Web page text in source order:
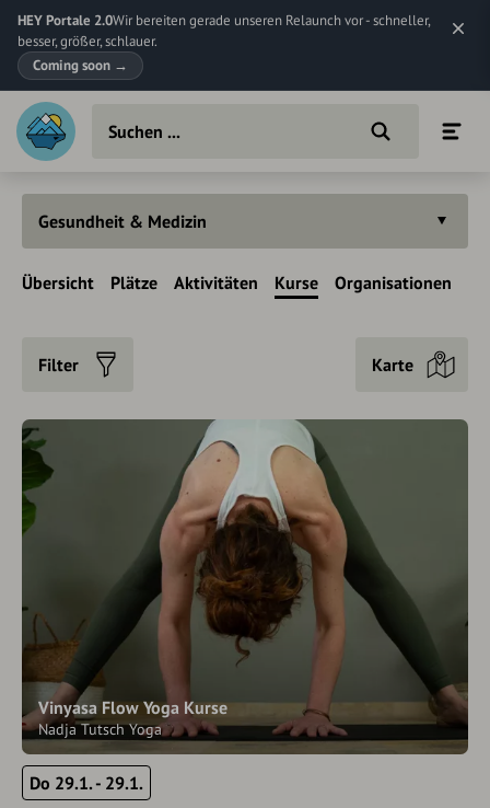
HEY Portale 2.0Wir bereiten gerade unseren Relaunch vor - schneller,
besser, größer, schlauer.
Coming soon →
Gesundheit & Medizin
Übersicht Plätze Aktivitäten Kurse Organisationen
Filter Karte
Vinyasa Flow Yoga Kurse
Nadja Tutsch Yoga
Do 29.1. - 29.1.